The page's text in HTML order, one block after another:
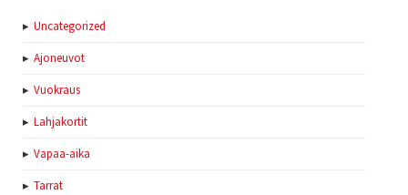
Uncategorized
Ajoneuvot
Vuokraus
Lahjakortit
Vapaa-aika
Tarrat